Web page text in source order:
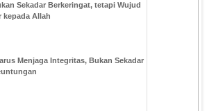
Sekadar Berkeringat, tetapi Wujud
kepada Allah
Menjaga Integritas, Bukan Sekadar